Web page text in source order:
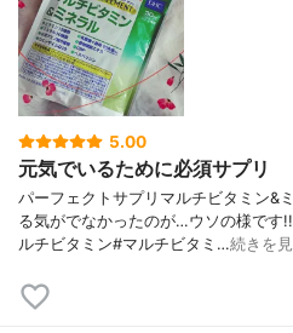
5.00
元気でいるために必須サプリ
パーフェクトサプリマルチビタミン&
る気がでなかったのが…ウソの様で
ルチビタミン#マルチビタミ…続きを